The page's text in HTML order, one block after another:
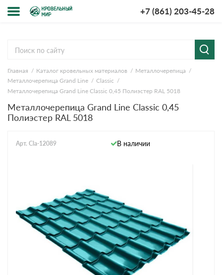
+7 (861) 203-45-28
компании
и оплата
Главная Каталог кровельных материалов
Металлочерепица
Металлочерепица Grand Line
Classic
Металлочерепица Grand Line Classic 0,45 Полиэстер RAL 5018
Металлочерепица Grand Line Classic 0,45
Полиэстер RAL 5018
Арт. Cla-12089 В наличии